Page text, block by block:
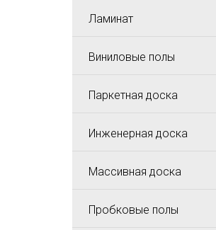
Ламинат
Виниловые полы
Паркетная доска
Инженерная доска
Массивная доска
Пробковые полы